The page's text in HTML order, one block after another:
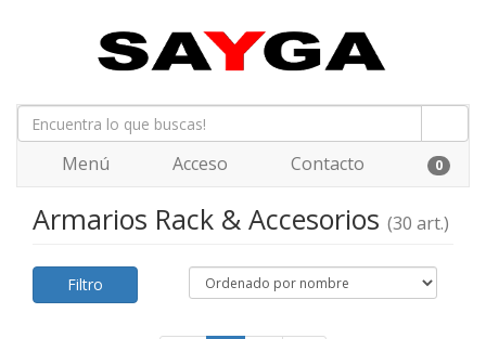
Menú Acceso Contacto 0
Armarios Rack & Accesorios (30 art.)
Filtro